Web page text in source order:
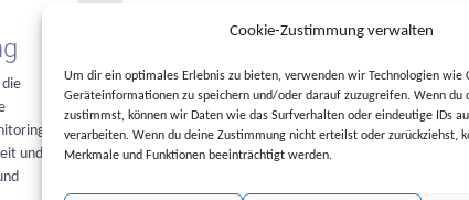
Cookie-Zustimmung verwalten
Um dir ein optimales Erlebnis zu bieten, verwenden wir Technologien wie
Geräteinformationen zu speichern und/oder darauf zuzugreifen. Wenn du
zustimmst, können wir Daten wie das Surfverhalten oder eindeutige IDs
verarbeiten. Wenn du deine Zustimmung nicht erteilst oder zurückziehst,
Merkmale und Funktionen beeinträchtigt werden.
und
Rabatt-Abrechnungen
Seit vielen Jahren hilft unser Dienst AS CHECK
pharmazeutischen Unternehmen bei der
Analyse und Weiterverarbeitung der
der gesetzlichen Rabatte nach §130 SGB V. Die